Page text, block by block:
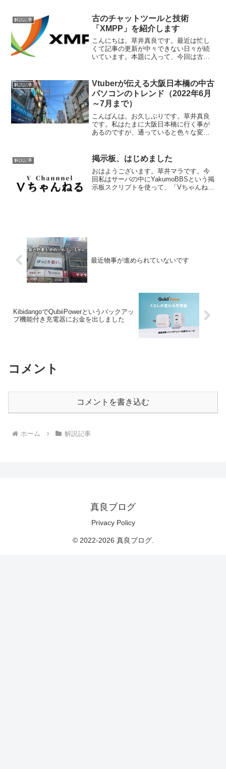
コーナーが大幅に縮小し、特にOSなしの
ジャンクパソコンが絶滅...
解説記事
古のチャットツールと技術
「XMPP」を紹介します
こんにちは。草井真良です。最近は忙し
くて記事の更新が中々できない日々が続
いています。本題に入って、今回は古の
は、2004年にIMPPのインターネットメッ
セージの標...
解説記事
Vtuberが伝える大阪日本橋の中古
パソコンのトレンド（2022年6月
～7月まで）
こんばんは。お久しぶりです。草井真良
です。私はたまに大阪日本橋に行く事が
あるのですが、通っていると色々な変化
ていきます。・6月一言で言えば各中古パ
ソコンショップにT...
解説記事 掲示板、はじめました
おはようございます。草井マラです。今
回私はサーバの中にYakumoBBSという掲
示板スクリプトを使って、「Vちゃんね
最近物事が進められていないです
KibidangoでQubiiPowerというバックアッ
プ機能付き充電器にお金を出しました
コメント
コメントを書き込む
ホーム 解説記事
真良ブログ
Privacy Policy
© 2022-2026 真良ブログ.